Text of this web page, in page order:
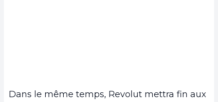
Dans le même temps, Revolut mettra fin aux